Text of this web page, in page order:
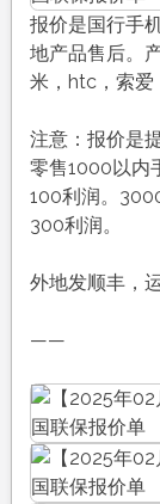
报价是国行手
地产品售后。
米，htc，索
注意：报价是
零售1000以内
100利润。
300利润。
外地发顺丰，
——